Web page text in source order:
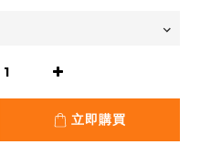
立即購買